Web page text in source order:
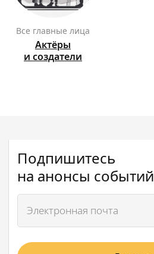
Все главные лица
Актёры
и создатели
Подпишитесь
на анонсы событий